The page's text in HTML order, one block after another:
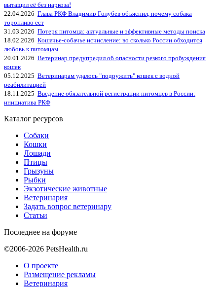
вытащил её без наркоза!
22.04.2026 Глава РКФ Владимир Голубев объяснил, почему собака
торопливо ест
31.03.2026 Потеря питомца: актуальные и эффективные методы поиска
18.02.2026 Кошачье-собачье исчисление: во сколько России обходится
любовь к питомцам
20.01.2026 Ветеринар предупредил об опасности резкого пробуждения
кошек
05.12.2025 Ветеринарам удалось "подружить" кошек с водной
реабилитацией
18.11.2025 Введение обязательной регистрации питомцев в России:
инициатива РКФ
Каталог ресурсов
Собаки
Кошки
Лошади
Птицы
Грызуны
Рыбки
Экзотические животные
Ветеринария
Задать вопрос ветеринару
Статьи
Последнее на форуме
©2006-2026 PetsHealth.ru
О проекте
Размещение рекламы
Ветеринария